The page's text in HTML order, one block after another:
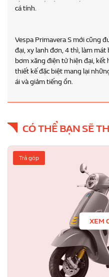
cá tính.
Vespa Primavera S mới cũng
đại, xy lanh đơn, 4 thì, làm
bơm xăng điện tử hiện đại,
thiết kế đặc biệt mang lại
ái và giảm tiếng ồn.
CÓ THỂ BẠN SẼ
XEM
Trả góp